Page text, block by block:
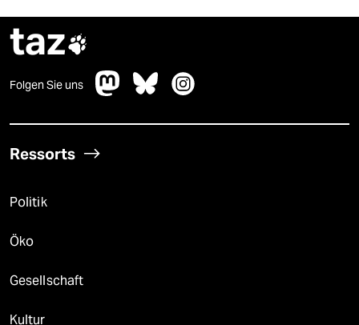
taz
Folgen Sie uns
Ressorts
Politik
Öko
Gesellschaft
Kultur